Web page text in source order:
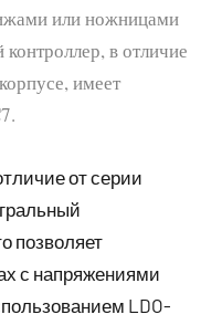
или ножницами
в отличие
имеет
от серии
позволяет
с напряжениями
LDO-